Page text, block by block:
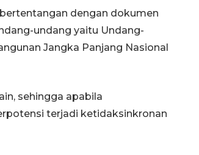
dengan dokumen
undang yaitu Undang-
Jangka Panjang Nasional
sehingga apabila
terjadi ketidaksinkronan
08-05 15:00:00